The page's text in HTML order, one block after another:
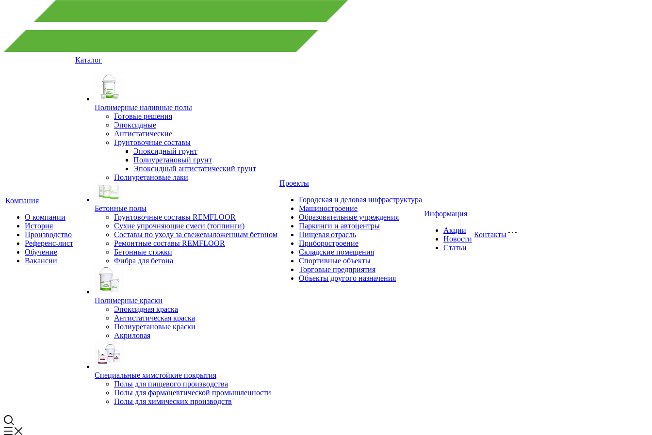
Компания
О компании
История
Производство
Референс-лист
Обучение
Вакансии
Каталог
Полимерные наливные полы
Готовые решения
Эпоксидные
Антистатические
Грунтовочные составы
Эпоксидный грунт
Полиуретановый грунт
Эпоксидный антистатический грунт
Полиуретановые лаки
Бетонные полы
Грунтовочные составы REMFLOOR
Сухие упрочняющие смеси (топпинги)
Составы по уходу за свежевыложенным бетоном
Ремонтные составы REMFLOOR
Бетонные стяжки
Фибра для бетона
Полимерные краски
Эпоксидная краска
Антистатическая краска
Полиуретановые краски
Акриловая
Специальные химстойкие покрытия
Полы для пищевого производства
Полы для фармацевтической промышленности
Полы для химических производств
Проекты
Городская и деловая инфраструктура
Машиностроение
Образовательные учреждения
Паркинги и автоцентры
Пищевая отрасль
Приборостроение
Складские помещения
Спортивные объекты
Торговые предприятия
Объекты другого назначения
Информация
Акции
Новости
Статьи
Контакты